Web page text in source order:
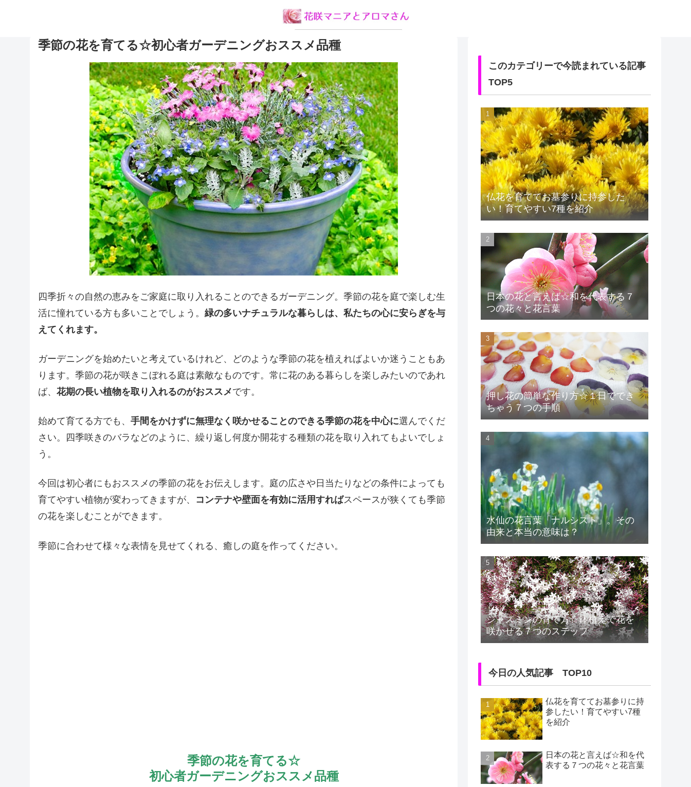
季節の花を育てる☆初心者ガーデニングおススメ品種
四季折々の自然の恵みをご家庭に取り入れることのできるガーデニング。季節の花を庭で楽しむ生
活に憧れている方も多いことでしょう。 緑の多いナチュラルな暮らしは、私たちの心に安らぎを与
えてくれます。
ガーデニングを始めたいと考えているけれど、どのような季節の花を植えればよいか迷うこともあ
ります。季節の花が咲きこぼれる庭は素敵なものです。常に花のある暮らしを楽しみたいのであれ
ば、 花期の長い植物を取り入れるのがおススメです。
始めて育てる方でも、 手間をかけずに無理なく咲かせることのできる季節の花を中心に選んでくだ
さい。四季咲きのバラなどのように、繰り返し何度か開花する種類の花を取り入れてもよいでしょ
う。
今回は初心者にもおススメの季節の花をお伝えします。庭の広さや日当たりなどの条件によっても
育てやすい植物が変わってきますが、 コンテナや壁面を有効に活用すればスペースが狭くても季節
の花を楽しむことができます。
季節に合わせて様々な表情を見せてくれる、癒しの庭を作ってください。
季節の花を育てる☆
初心者ガーデニングおススメ品種
このカテゴリーで今読まれている記事
TOP5
仏花を育ててお墓参りに持参した
い！育てやすい7種を紹介
日本の花と言えば☆和を代表する７
つの花々と花言葉
押し花の簡単な作り方☆１日ででき
ちゃう７つの手順
水仙の花言葉「ナルシスト」。その
由来と本当の意味は？
ジャスミンの育て方☆鉢植えで花を
咲かせる７つのステップ
今日の人気記事 TOP10
仏花を育ててお墓参りに持
参したい！育てやすい7種
を紹介
日本の花と言えば☆和を代
表する７つの花々と花言葉